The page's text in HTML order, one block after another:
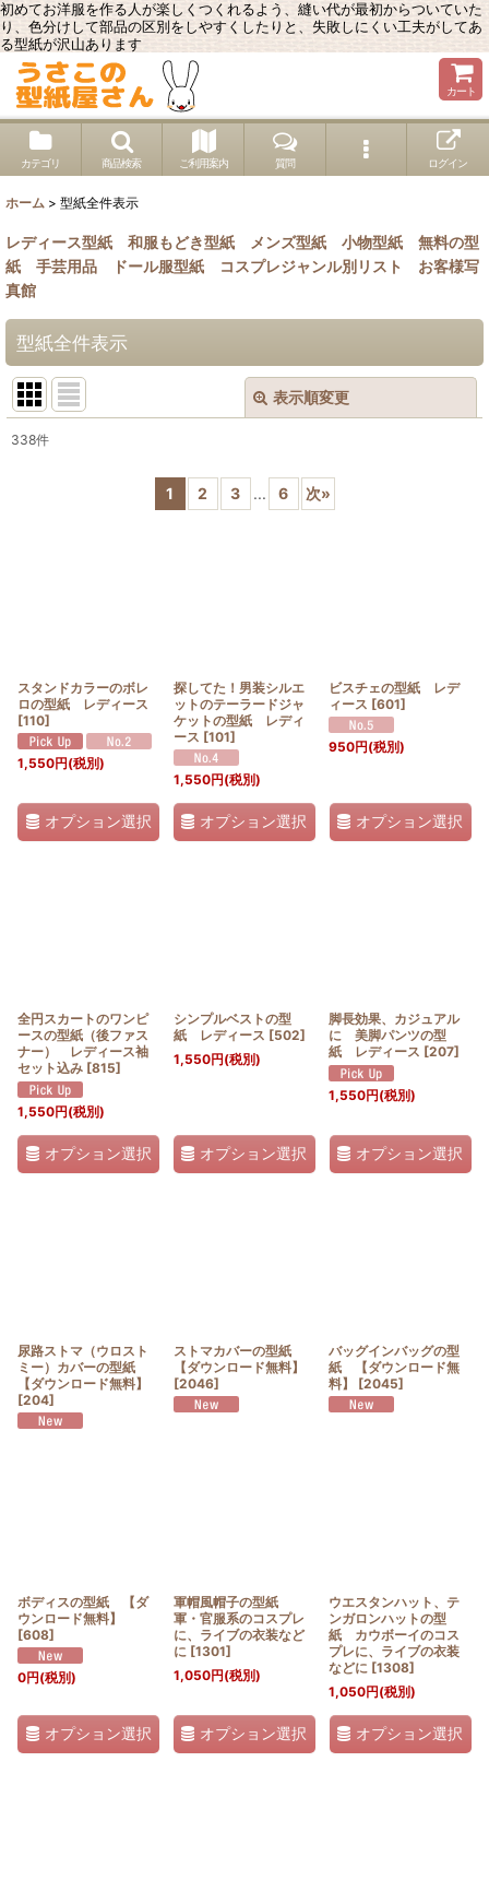
初めてお洋服を作る人が楽しくつくれるよう、縫い代が最初からついていた
り、色分けして部品の区別をしやすくしたりと、失敗しにくい工夫がしてあ
る型紙が沢山あります
カート
カテゴリ 商品検索 ご利用案内 質問 ログイン
ホーム > 型紙全件表示
レディース型紙 和服もどき型紙 メンズ型紙 小物型紙
無料の型
紙
手芸用品 ドール服型紙 コスプレジャンル別リスト
お客様写
真館
型紙全件表示
表示順変更
338件
1 2 3 ... 6 次»
スタンドカラーのボレ
ロの型紙 レディース
[110]
1,550円(税別)
オプション選択
探してた！男装シルエ
ットのテーラードジャ
ケットの型紙 レディ
ース [101]
1,550円(税別)
オプション選択
ビスチェの型紙 レデ
ィース [601]
950円(税別)
オプション選択
全円スカートのワンピ
ースの型紙（後ファス
ナー） レディース袖
セット込み [815]
1,550円(税別)
オプション選択
シンプルベストの型
紙 レディース [502]
1,550円(税別)
オプション選択
脚長効果、カジュアル
に 美脚パンツの型
紙 レディース [207]
1,550円(税別)
オプション選択
尿路ストマ（ウロスト
ミー）カバーの型紙
【ダウンロード無料】
[204]
ストマカバーの型紙
【ダウンロード無料】
[2046]
バッグインバッグの型
紙 【ダウンロード無
料】
[2045]
ボディスの型紙 【ダ
ウンロード無料】
[608]
0円(税別)
オプション選択
軍帽風帽子の型紙
軍・官服系のコスプレ
に、ライブの衣装など
に [1301]
1,050円(税別)
オプション選択
ウエスタンハット、テ
ンガロンハットの型
紙 カウボーイのコス
プレに、ライブの衣装
などに [1308]
1,050円(税別)
オプション選択